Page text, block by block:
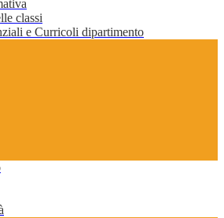
classi
e Curricoli dipartimento